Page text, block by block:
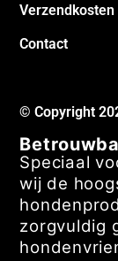
Verzendkosten
Contact
© Copyright
Speciaal
wij de
zorgvuldig